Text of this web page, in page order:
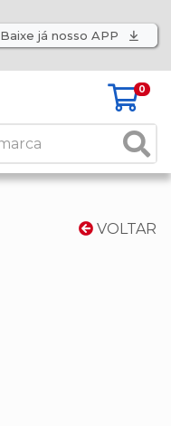
Baixe já nosso APP
0
VOLTAR